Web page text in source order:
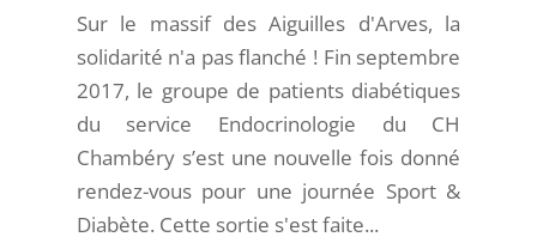
Sur le massif des Aiguilles d'Arves, la
solidarité n'a pas flanché ! Fin septembre
2017, le groupe de patients diabétiques
du service Endocrinologie du CH
Chambéry s’est une nouvelle fois donné
rendez-vous pour une journée Sport &
Diabète. Cette sortie s'est faite...